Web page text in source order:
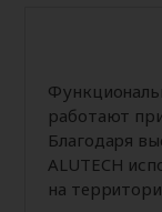
работают
Благодаря
ALUTECH
на